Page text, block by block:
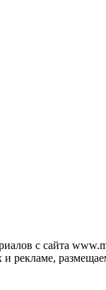
с сайта
и рекламе,